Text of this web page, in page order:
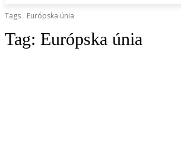
Tags Európska únia
Tag: Európska únia